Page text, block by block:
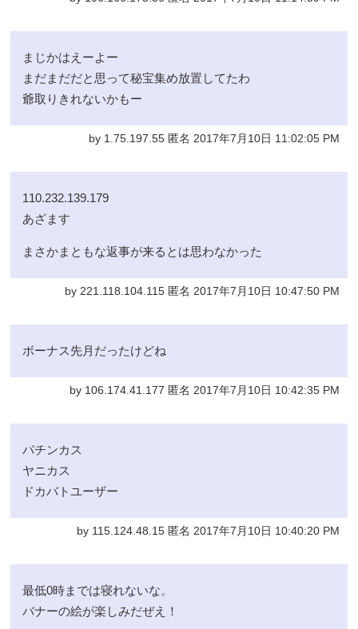
まじかはえーよー
まだまだだと思って秘宝集め放置してたわ
爺取りきれないかもー
by 1.75.197.55 匿名 2017年7月10日 11:02:05 PM
110.232.139.179
あざます
まさかまともな返事が来るとは思わなかった
by 221.118.104.115 匿名 2017年7月10日 10:47:50 PM
ボーナス先月だったけどね
by 106.174.41.177 匿名 2017年7月10日 10:42:35 PM
パチンカス
ヤニカス
ドカバトユーザー
by 115.124.48.15 匿名 2017年7月10日 10:40:20 PM
最低0時までは寝れないな。
バナーの絵が楽しみだぜえ！